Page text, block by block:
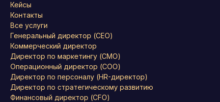
Кейсы
Контакты
Все услуги
Генеральный директор (CEO)
Коммерческий директор
Директор по маркетингу (CMO)
Операционный директор (COO)
Директор по персоналу (HR-директор)
Директор по стратегическому развитию
Финансовый директор (CFO)